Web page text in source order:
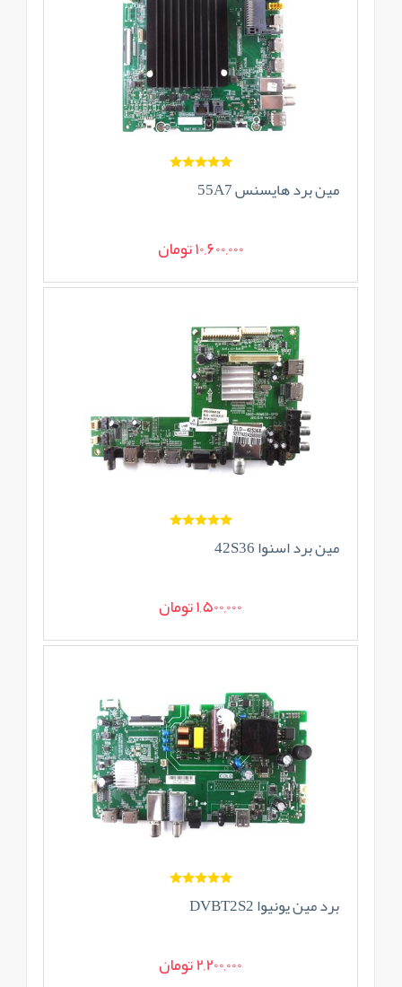
مین برد هایسنس 55A7
10,600,000 تومان
مین برد اسنوا 42S36
1,500,000 تومان
برد مین یونیوا DVBT2S2
2,200,000 تومان